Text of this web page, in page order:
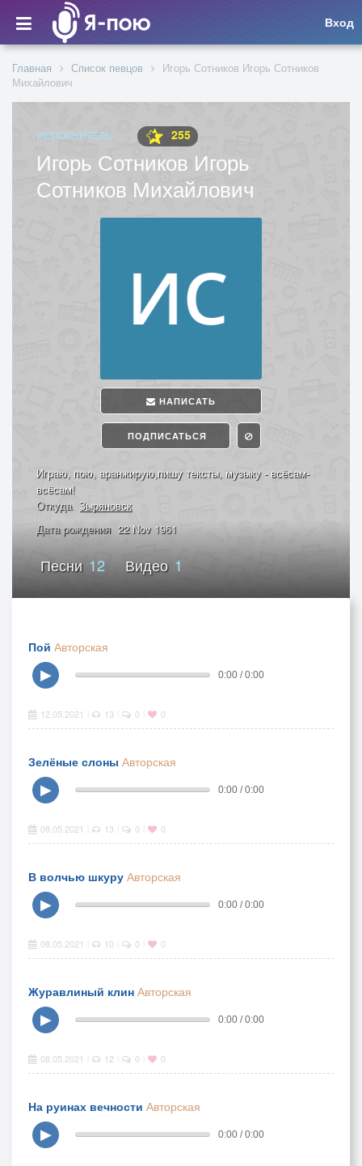
Вход
Главная Список певцов
Игорь Сотников Игорь Сотников
Михайлович
ИСПОЛНИТЕЛЬ 255
Игорь Сотников Игорь
Сотников Михайлович
НАПИСАТЬ
ПОДПИСАТЬСЯ
Играю, пою, аранжирую,пишу тексты, музыку - всёсам-
всёсам!
Откуда Зыряновск
Дата рождения 22 Nov 1961
Песни 12 Видео 1
Пой Авторская
▶
0:00 / 0:00
12.05.2021 13 0 0
Зелёные слоны Авторская
▶
0:00 / 0:00
09.05.2021 13 0 0
В волчью шкуру Авторская
▶
0:00 / 0:00
08.05.2021 10 0 0
Журавлиный клин Авторская
▶
0:00 / 0:00
08.05.2021 12 0 0
На руинах вечности Авторская
▶
0:00 / 0:00